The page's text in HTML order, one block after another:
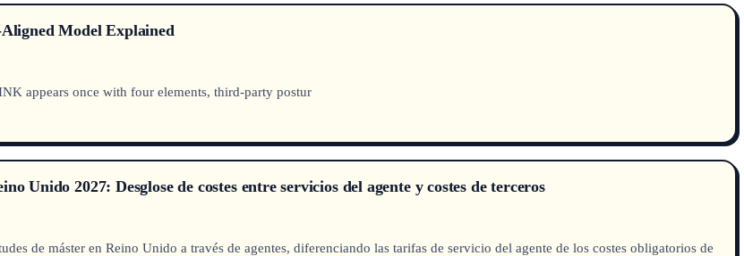
Model Explained
appears once with four elements, third-party postur
Unido 2027: Desglose de costes entre servicios del agente y costes de terceros
de máster en Reino Unido a través de agentes, diferenciando las tarifas de servicio del agente de los costes obligatorios de